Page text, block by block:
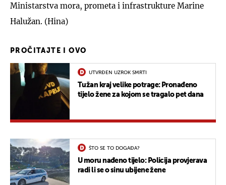
Ministarstva mora, prometa i infrastrukture Marine
Halužan. (Hina)
PROČITAJTE I OVO
UTVRĐEN UZROK SMRTI
Tužan kraj velike potrage: Pronađeno
tijelo žene za kojom se tragalo pet dana
ŠTO SE TO DOGAĐA?
U moru nađeno tijelo: Policija provjerava
radi li se o sinu ubijene žene